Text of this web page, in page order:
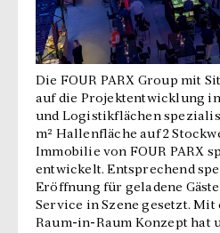
Die FOUR PARX Group mit
auf die Projektentwicklung
und Logistikflächen
m² Hallenfläche auf 2
Immobilie von FOUR PARX
entwickelt. Entsprechend
Eröffnung für geladene
Service in Szene gesetzt.
Raum-in-Raum Konzept hat